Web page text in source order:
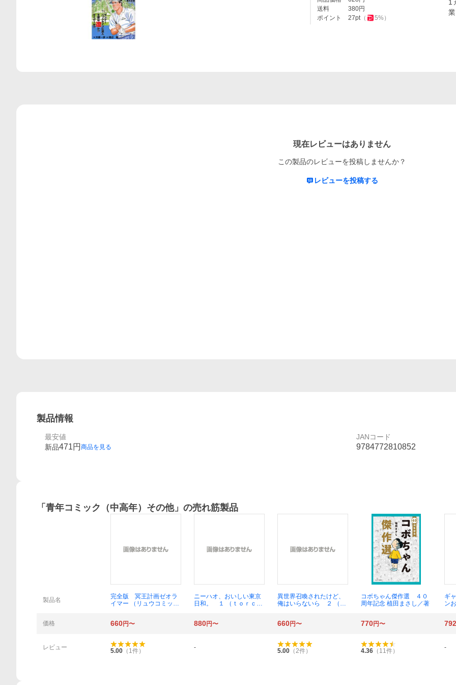
送料
380円
ポイント
27pt（ 5%）
1
現在レビューはありません
この製品のレビューを投稿しませんか？
レビューを投稿する
製品情報
最安値
新品471円 商品を見る
JANコード
9784772810852
「 青年コミック（中高年）その他」の売れ筋製品
製品名
完全版 冥王計画ゼオラ
イマー （リュウコミック
ニーハオ、おいしい東京
日和。 １ （ｔｏｒｃ
異世界召喚されたけど、
俺はいらないら ２ （Ｒ
こうり
コボちゃん傑作選 ４０
周年記念 植田まさし／著
ギ
ン
ス
価格 660円〜 880円〜 660円〜 770円〜 792
レビュー
5.00 （ 1件） - 5.00 （2件） 4.36 （ 11件） -